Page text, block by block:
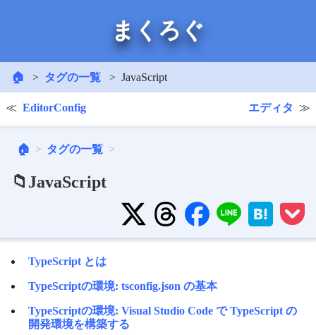
まくろぐ
🏠 タグの一覧 JavaScript
EditorConfig エディタ
🏠 タグの一覧
📁JavaScript
TypeScript とは
TypeScriptの環境: tsconfig.json の基本
TypeScriptの環境: Visual Studio Code で TypeScript の
開発環境を構築する